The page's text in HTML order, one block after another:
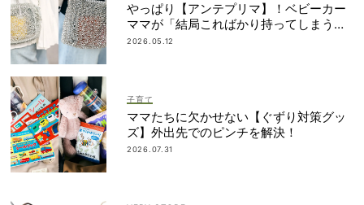
やっぱり【アンテプリマ】！ベビーカー
ママが「結局こればかり持ってしまう」
納得の理由
2026.05.12
子育て
ママたちに欠かせない【ぐずり対策グッ
ズ】外出先でのピンチを解決！
2026.07.31